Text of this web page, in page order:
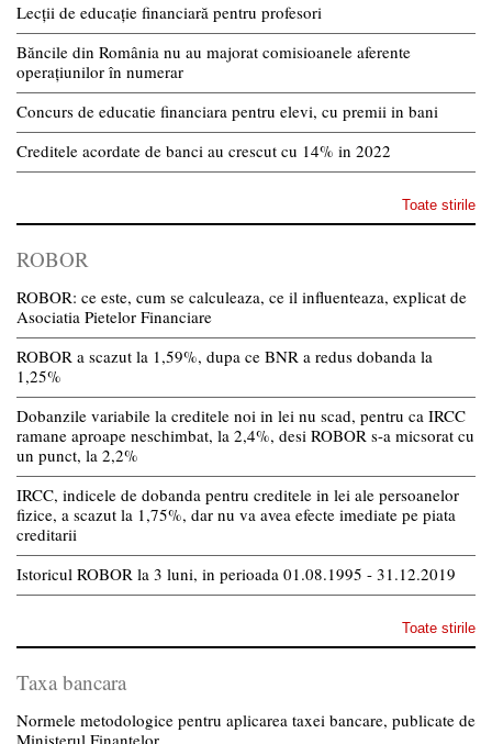
Lecții de educație financiară pentru profesori
Băncile din România nu au majorat comisioanele aferente
operațiunilor în numerar
Concurs de educatie financiara pentru elevi, cu premii in bani
Creditele acordate de banci au crescut cu 14% in 2022
Toate stirile
ROBOR
ROBOR: ce este, cum se calculeaza, ce il influenteaza, explicat de
Asociatia Pietelor Financiare
ROBOR a scazut la 1,59%, dupa ce BNR a redus dobanda la
1,25%
Dobanzile variabile la creditele noi in lei nu scad, pentru ca IRCC
ramane aproape neschimbat, la 2,4%, desi ROBOR s-a micsorat cu
un punct, la 2,2%
IRCC, indicele de dobanda pentru creditele in lei ale persoanelor
fizice, a scazut la 1,75%, dar nu va avea efecte imediate pe piata
creditarii
Istoricul ROBOR la 3 luni, in perioada 01.08.1995 - 31.12.2019
Toate stirile
Taxa bancara
Normele metodologice pentru aplicarea taxei bancare, publicate de